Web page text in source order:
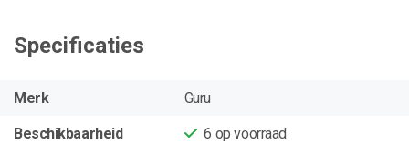
Specificaties
Merk Guru
Beschikbaarheid 6 op voorraad